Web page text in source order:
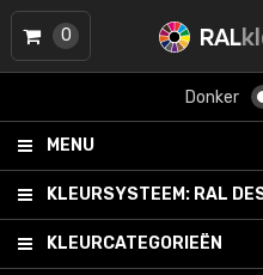
RAL
Donker
MENU
KLEURSYSTEEM: RAL
KLEURCATEGORIEËN
0